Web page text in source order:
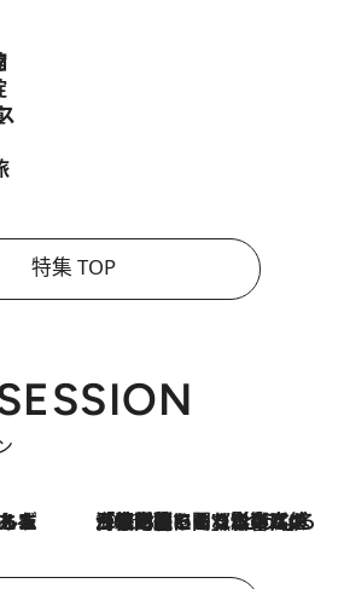
特集 TOP
2026.8.3
「住宅建てられない…」「サーチャージ料の高値が続いている」ホルムズ海峡封鎖による影響はいつまで続く？《エネルギー専門家に聞く“どうなる日本の暮らし”》